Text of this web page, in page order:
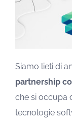
Siamo lieti di
partnership
che si occupa
tecnologie